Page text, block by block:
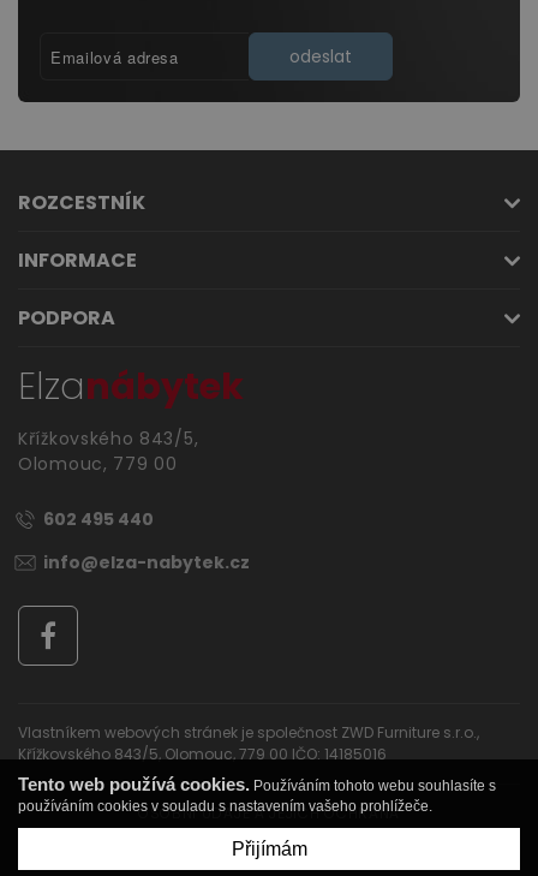
odeslat
ROZCESTNÍK
INFORMACE
PODPORA
Elzanábytek
Křížkovského 843/5,
Olomouc, 779 00
602 495 440
info@elza-nabytek.cz
Vlastníkem webových stránek je společnost ZWD Furniture s.r.o.,
Křížkovského 843/5, Olomouc, 779 00 IČO: 14185016
OSOBNÍ ÚDAJE A JEJICH OCHRANA
Copyright © Elza nábytek
Tento web používá cookies. Používáním tohoto webu souhlasíte s
používáním cookies v souladu s nastavením vašeho prohlížeče.
Přijímám